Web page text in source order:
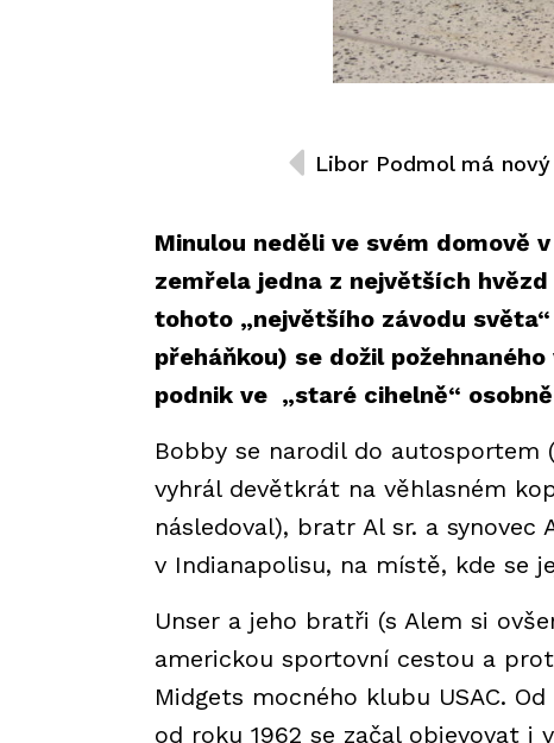
Minulou neděli ve svém domově
zemřela jedna z největších
tohoto „největšího závodu
přeháňkou) se dožil
podnik ve „staré cihelně“
Bobby se narodil do autosportem
vyhrál devětkrát na věhlasném
následoval), bratr Al sr. a
v Indianapolisu, na místě, kde se
Unser a jeho bratři (s Alem si
americkou sportovní cestou a
Midgets mocného klubu USAC.
od roku 1962 se začal objevovat i